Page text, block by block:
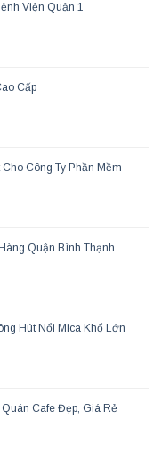
Viện Quận 1
Cấp
Công Ty Phần Mềm
Quận Bình Thạnh
Hút Nổi Mica Khổ Lớn
Cafe Đẹp, Giá Rẻ